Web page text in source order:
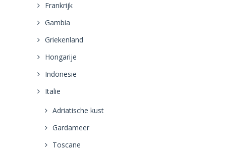
Frankrijk
Gambia
Griekenland
Hongarije
Indonesie
Italie
Adriatische kust
Gardameer
Toscane